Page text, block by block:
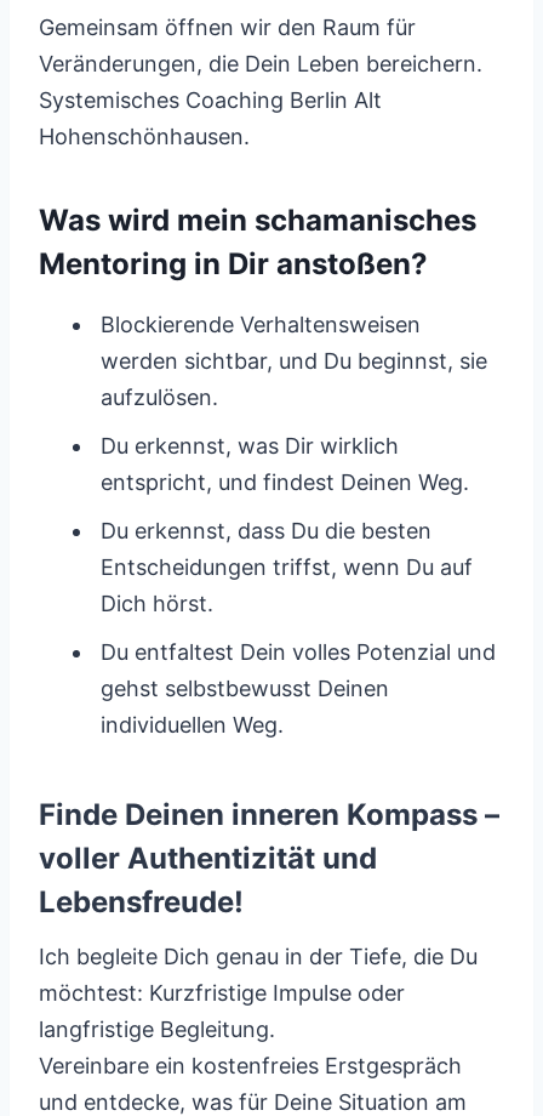
Gemeinsam öffnen wir den Raum für
Veränderungen, die Dein Leben bereichern.
Systemisches Coaching Berlin Alt
Hohenschönhausen.
Was wird mein schamanisches
Mentoring in Dir anstoßen?
Blockierende Verhaltensweisen
werden sichtbar, und Du beginnst, sie
aufzulösen.
Du erkennst, was Dir wirklich
entspricht, und findest Deinen Weg.
Du erkennst, dass Du die besten
Entscheidungen triffst, wenn Du auf
Dich hörst.
Du entfaltest Dein volles Potenzial und
gehst selbstbewusst Deinen
individuellen Weg.
Finde Deinen inneren Kompass –
voller Authentizität und
Lebensfreude!
Ich begleite Dich genau in der Tiefe, die Du
möchtest: Kurzfristige Impulse oder
langfristige Begleitung.
Vereinbare ein kostenfreies Erstgespräch
und entdecke, was für Deine Situation am